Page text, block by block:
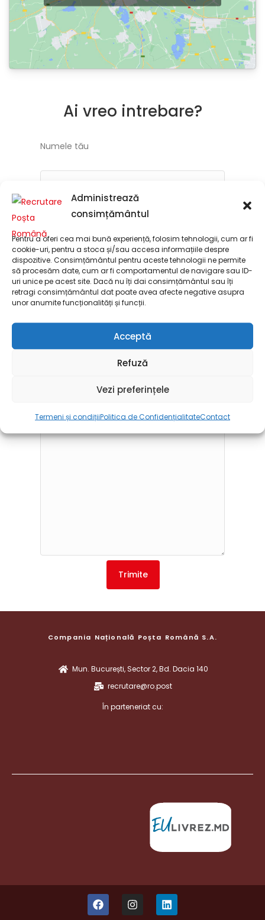
Administrează
consimțământul
Pentru a oferi cea mai bună experiență, folosim tehnologii, cum ar fi
cookie-uri, pentru a stoca și/sau accesa informațiile despre
dispozitive. Consimțământul pentru aceste tehnologii ne permite
să procesăm date, cum ar fi comportamentul de navigare sau ID-
uri unice pe acest site. Dacă nu îți dai consimțământul sau îți
retragi consimțământul dat poate avea afecte negative asupra
unor anumite funcționalități și funcții.
Acceptă
Refuză
Vezi preferințele
Termeni și condițiiPolitica de ConfidențialitateContact
Ai vreo intrebare?
Numele tău
Adresa ta de email
Subiect
Mesajul tău (opțional)
Compania Națională Poșta Română S.A.
Mun. București, Sector 2, Bd. Dacia 140
recrutare@ro.post
În parteneriat cu: